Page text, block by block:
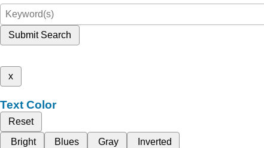
Submit Search
x
Text Color
Reset
Bright
Blues Gray Inverted